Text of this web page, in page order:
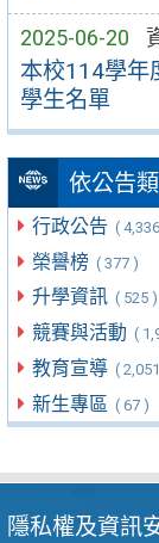
2025-06-20
本校114學年
學生名單
依公告
行政公告 (
榮譽榜 ( 377 )
升學資訊 ( 525 )
競賽與活動 (
教育宣導 (
新生專區 ( 67 )
隱私權及資訊